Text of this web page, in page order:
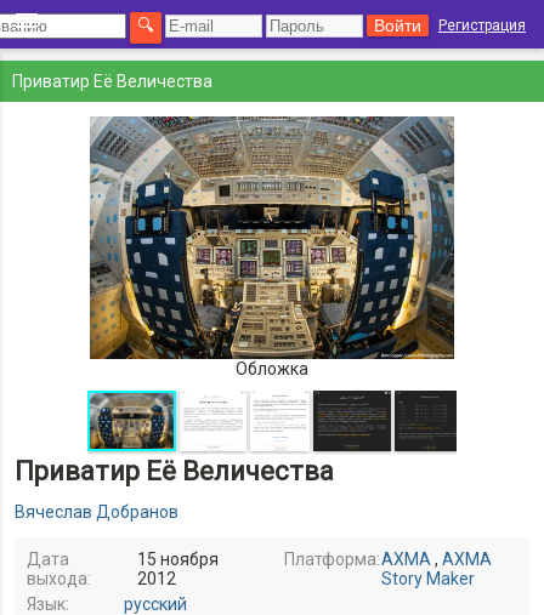
Регистрация
Приватир Её Величества
Обложка
Приватир Её Величества
Вячеслав Добранов
Дата
выхода:
15 ноября
2012
Платформа:AXMA , AXMA
Story Maker
Язык:
русский